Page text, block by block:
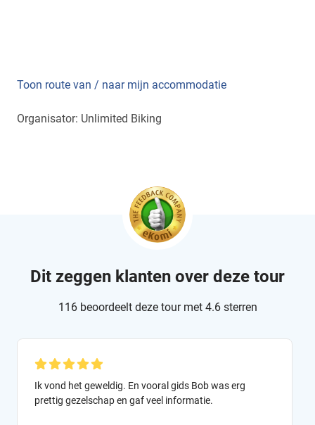
Toon route van / naar mijn accommodatie
Organisator: Unlimited Biking
Dit zeggen klanten over deze tour
116 beoordeelt deze tour met 4.6 sterren
Ik vond het geweldig. En vooral gids Bob was erg
prettig gezelschap en gaf veel informatie.